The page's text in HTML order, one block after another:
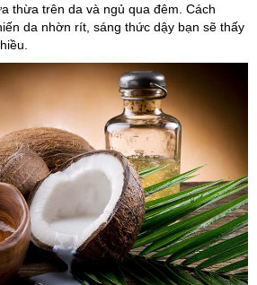
thừa trên da và ngủ qua đêm. Cách
da nhờn rít, sáng thức dậy bạn sẽ thấy